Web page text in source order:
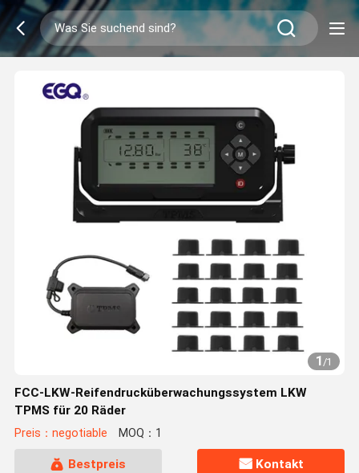
1/1
FCC-LKW-Reifendrucküberwachungssystem LKW
TPMS für 20 Räder
Preis：negotiable MOQ：1
Bestpreis Kontakt